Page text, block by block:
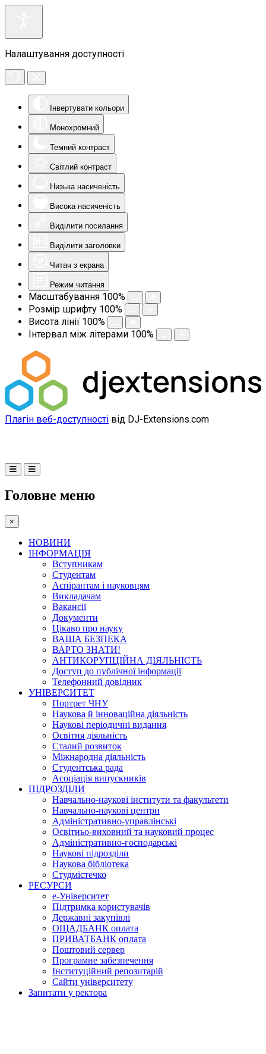
Налаштування доступності
Інвертувати кольори
Монохромний
Темний контраст
Світлий контраст
Низька насиченість
Висока насиченість
Виділити посилання
Виділити заголовки
Читач з екрана
Режим читання
Масштабування 100%
Розмір шрифту 100%
Висота лінії 100%
Інтервал між літерами 100%
Плагін веб-доступності від DJ-Extensions.com
Головне меню
×
НОВИНИ
ІНФОРМАЦІЯ
Вступникам
Студентам
Аспірантам і науковцям
Викладачам
Вакансії
Документи
Цікаво про науку
ВАША БЕЗПЕКА
ВАРТО ЗНАТИ!
АНТИКОРУПЦІЙНА ДІЯЛЬНІСТЬ
Доступ до публічної інформації
Телефонний довідник
УНІВЕРСИТЕТ
Портрет ЧНУ
Наукова й інноваційна діяльність
Наукові періодичні видання
Освітня діяльність
Сталий розвиток
Міжнародна діяльність
Студентська рада
Асоціація випускників
ПІДРОЗДІЛИ
Навчально-наукові інститути та факультети
Навчально-наукові центри
Адміністративно-управлінські
Освітньо-виховний та науковий процес
Адміністративно-господарські
Наукові підрозділи
Наукова бібліотека
Студмістечко
РЕСУРСИ
е-Університет
Підтримка користувачів
Державні закупівлі
ОЩАДБАНК оплата
ПРИВАТБАНК оплата
Поштовий сервер
Програмне забезпечення
Інституційний репозитарій
Сайти університету
Запитати у ректора